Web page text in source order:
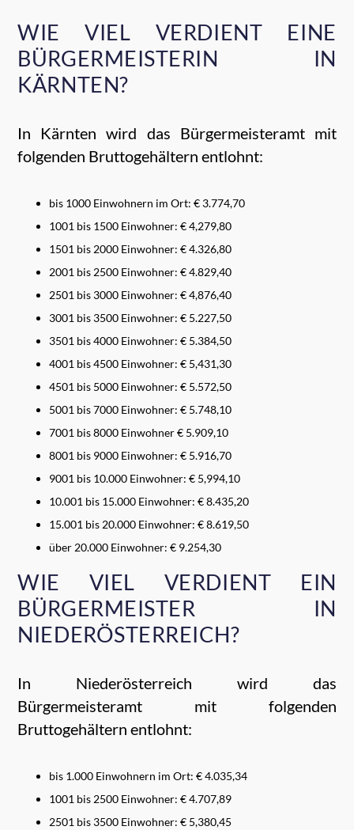
WIE VIEL VERDIENT EINE
BÜRGERMEISTERIN IN
KÄRNTEN?
In Kärnten wird das Bürgermeisteramt mit
folgenden Bruttogehältern entlohnt:
bis 1000 Einwohnern im Ort: € 3.774,70
1001 bis 1500 Einwohner: € 4,279,80
1501 bis 2000 Einwohner: € 4.326,80
2001 bis 2500 Einwohner: € 4.829,40
2501 bis 3000 Einwohner: € 4,876,40
3001 bis 3500 Einwohner: € 5.227,50
3501 bis 4000 Einwohner: € 5.384,50
4001 bis 4500 Einwohner: € 5,431,30
4501 bis 5000 Einwohner: € 5.572,50
5001 bis 7000 Einwohner: € 5.748,10
7001 bis 8000 Einwohner € 5.909,10
8001 bis 9000 Einwohner: € 5.916,70
9001 bis 10.000 Einwohner: € 5,994,10
10.001 bis 15.000 Einwohner: € 8.435,20
15.001 bis 20.000 Einwohner: € 8.619,50
über 20.000 Einwohner: € 9.254,30
WIE VIEL VERDIENT EIN
BÜRGERMEISTER IN
NIEDERÖSTERREICH?
In Niederösterreich wird das
Bürgermeisteramt mit folgenden
Bruttogehältern entlohnt:
bis 1.000 Einwohnern im Ort: € 4.035,34
1001 bis 2500 Einwohner: € 4.707,89
2501 bis 3500 Einwohner: € 5,380,45